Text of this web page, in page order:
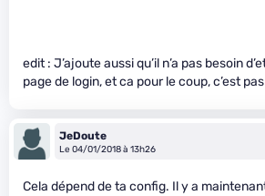
edit : J’ajoute aussi qu’il n’a pas besoin
page de login, et ca pour le coup, c’est
JeDoute
Le 04/01/2018 à 13h26
Cela dépend de ta config. Il y a